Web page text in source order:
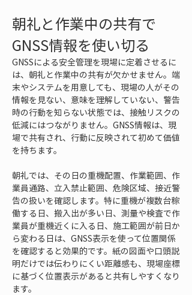
朝礼と作業中の共有で
GNSS情報を使い切る
GNSSによる安全管理を現場に定着させるに
は、朝礼と作業中の共有が欠かせません。端
末やシステムを用意しても、現場の人がその
情報を見ない、意味を理解していない、警告
時の行動を知らない状態では、接触リスクの
低減にはつながりません。GNSS情報は、現
場で共有され、行動に反映されて初めて価値
を持ちます。
朝礼では、その日の重機配置、作業範囲、作
業員通路、立入禁止範囲、危険区域、接近警
告の扱いを確認します。特に重機が複数台稼
働する日、搬入出が多い日、測量や検査で作
業員が重機近くに入る日、施工範囲が前日か
ら変わる日は、GNSS表示を使って位置関係
を確認すると効果的です。紙の図面や口頭説
明だけでは伝わりにくい距離感も、現場座標
に基づく位置表示があると共有しやすくなり
ます。